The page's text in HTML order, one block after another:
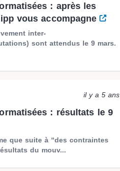
: après les
vous accompagne
inter-
sont attendus le 9 mars.
il y a 5 ans
: résultats le 9
que suite à “des contraintes
du mouv...